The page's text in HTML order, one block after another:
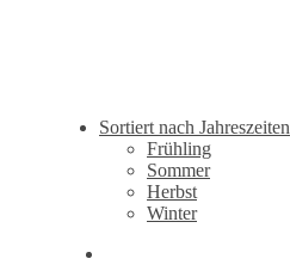
Sortiert nach Jahreszeiten
Frühling
Sommer
Herbst
Winter